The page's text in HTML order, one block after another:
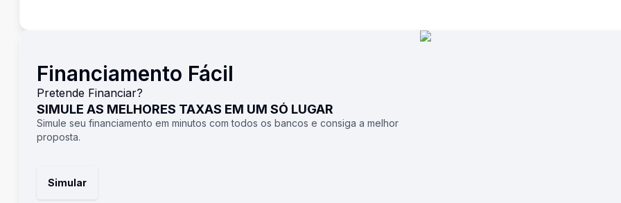
Financiamento Fácil
Pretende Financiar?
SIMULE AS MELHORES TAXAS EM UM SÓ LUGAR
Simule seu financiamento em minutos com todos os bancos e consiga a melhor
proposta.
Simular